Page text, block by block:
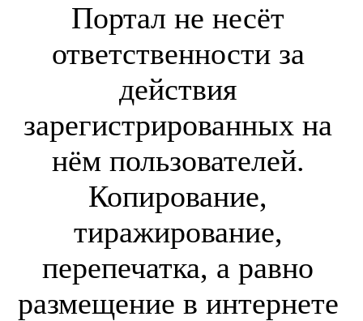
Портал не несёт
ответственности за
действия
зарегистрированных на
нём пользователей.
Копирование,
тиражирование,
перепечатка, а равно
размещение в интернете